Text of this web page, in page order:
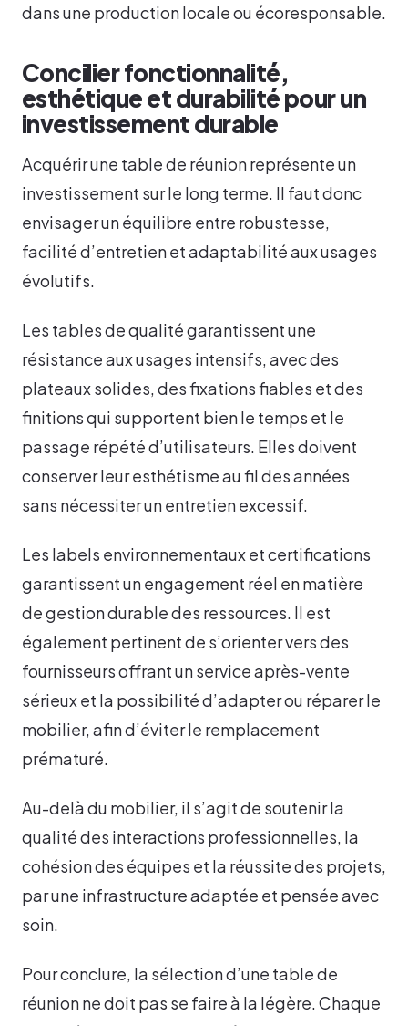
dans une production locale ou écoresponsable.
Concilier fonctionnalité,
esthétique et durabilité pour un
investissement durable
Acquérir une table de réunion représente un
investissement sur le long terme. Il faut donc
envisager un équilibre entre robustesse,
facilité d’entretien et adaptabilité aux usages
évolutifs.
Les tables de qualité garantissent une
résistance aux usages intensifs, avec des
plateaux solides, des fixations fiables et des
finitions qui supportent bien le temps et le
passage répété d’utilisateurs. Elles doivent
conserver leur esthétisme au fil des années
sans nécessiter un entretien excessif.
Les labels environnementaux et certifications
garantissent un engagement réel en matière
de gestion durable des ressources. Il est
également pertinent de s’orienter vers des
fournisseurs offrant un service après-vente
sérieux et la possibilité d’adapter ou réparer le
mobilier, afin d’éviter le remplacement
prématuré.
Au-delà du mobilier, il s’agit de soutenir la
qualité des interactions professionnelles, la
cohésion des équipes et la réussite des projets,
par une infrastructure adaptée et pensée avec
soin.
Pour conclure, la sélection d’une table de
réunion ne doit pas se faire à la légère. Chaque